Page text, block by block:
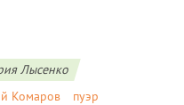
Лысенко
Комаров
пуэр